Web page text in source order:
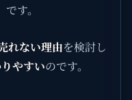
です。
れない理由を検討し
やすいのです。